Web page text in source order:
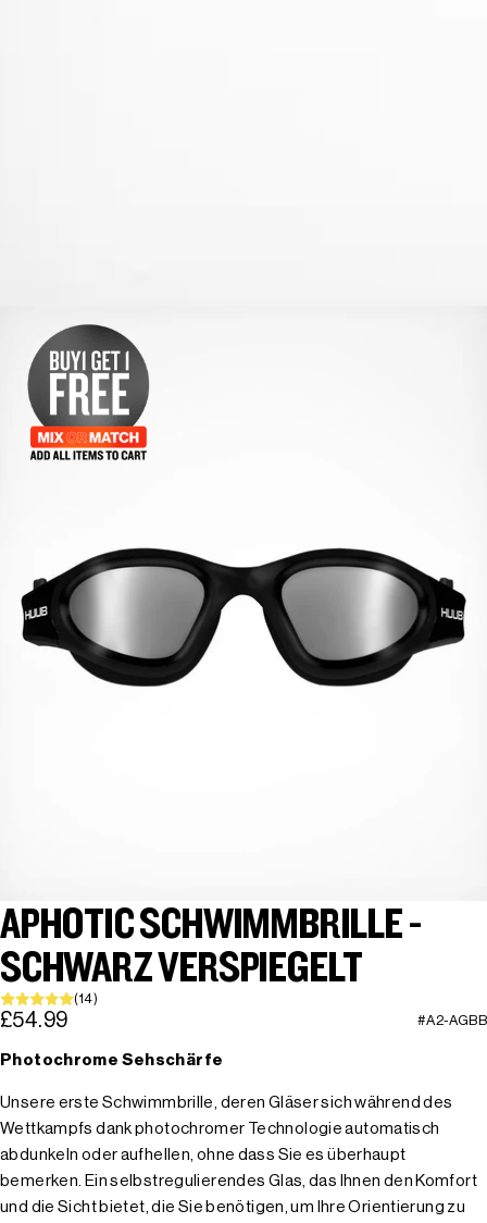
APHOTIC SCHWIMMBRILLE -
SCHWARZ VERSPIEGELT
(14)
£54.99 #A2-AGBB
Photochrome Sehschärfe
Unsere erste Schwimmbrille, deren Gläser sich während des
Wettkampfs dank photochromer Technologie automatisch
abdunkeln oder aufhellen, ohne dass Sie es überhaupt
bemerken. Ein selbstregulierendes Glas, das Ihnen den Komfort
und die Sicht bietet, die Sie benötigen, um Ihre Orientierung zu